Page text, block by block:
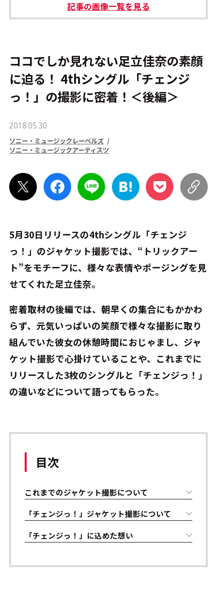
本サイトご利用にあたって Cookie Settings
記事の画像一覧を見る
ココでしか見れない足立佳奈の素顔
に迫る！ 4thシングル「チェンジ
っ！」の撮影に密着！＜後編＞
2018.05.30
ソニー・ミュージックレーベルズ
ソニー・ミュージックアーティスツ
5月30日リリースの4thシングル「チェンジ
っ！」のジャケット撮影では、“トリックアー
ト”をモチーフに、様々な表情やポージングを見
せてくれた足立佳奈。
密着取材の後編では、朝早くの集合にもかかわ
らず、元気いっぱいの笑顔で様々な撮影に取り
組んでいた彼女の休憩時間におじゃまし、ジャ
ケット撮影で心掛けていることや、これまでに
リリースした3枚のシングルと「チェンジっ！」
の違いなどについて語ってもらった。
目次
これまでのジャケット撮影について
「チェンジっ！」ジャケット撮影について
「チェンジっ！」に込めた想い